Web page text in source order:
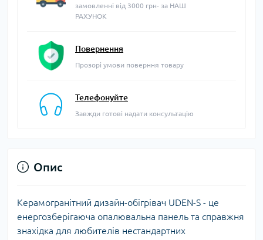
замовленні від 3000 грн- за НАШ
РАХУНОК
Повернення
Прозорі умови поверння товару
Телефонуйте
Завжди готові надати консультацію
Опис
Керамогранітний дизайн-обігрівач UDEN-S - це
енергозберігаюча опалювальна панель та справжня
знахідка для любителів нестандартних